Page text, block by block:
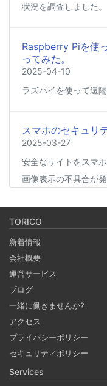
状況を調査しました。
Raspberry Piを使
ってみた。
2025-04-10
ラズパイを使って遠
スマホのセキュリ
2025-03-27
安全なサイトをスマ
画像表示の不具合が
ィ対策とその影響に
Coima + Rosetta
の Docker イメー
やめる)
2025-03-24
Docker Desktop を使
ージのビルドをする
Rosetta2 を使って、
方法です。Lima,
TORICO
新着情報
会社概要
運営サービス
ブログ
一緒に働きませんか?
アクセス
プライバシーポリシー
セキュリティポリシー
Services